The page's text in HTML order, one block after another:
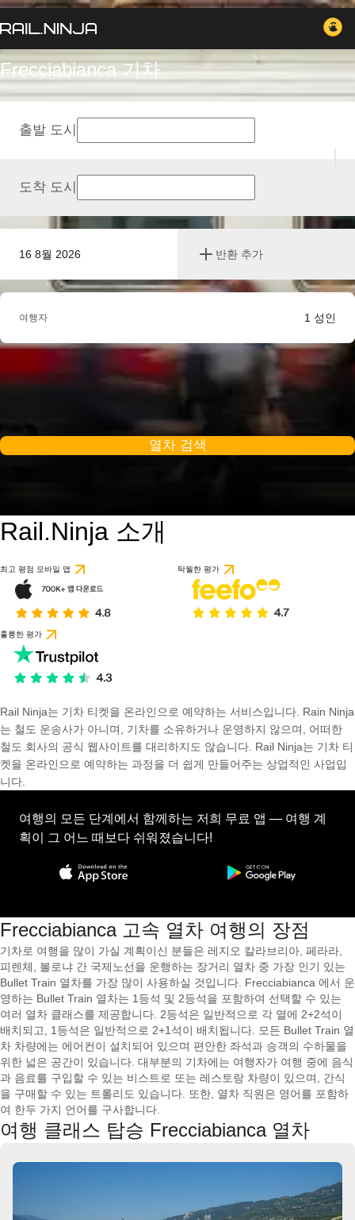
Frecciabianca 기차
16 8월 2026 반환 추가
출발 도시
도착 도시
여행자 1 성인
열차 검색
Rail.Ninja 소개
최고 평점 모바일 앱 탁월한 평가
훌륭한 평가
Rail Ninja는 기차 티켓을 온라인으로 예약하는 서비스입니다. Rain Ninja
는 철도 운송사가 아니며, 기차를 소유하거나 운영하지 않으며, 어떠한
철도 회사의 공식 웹사이트를 대리하지도 않습니다. Rail Ninja는 기차 티
켓을 온라인으로 예약하는 과정을 더 쉽게 만들어주는 상업적인 사업입
니다.
여행의 모든 단계에서 함께하는 저희 무료 앱 — 여행 계
획이 그 어느 때보다 쉬워졌습니다!
Frecciabianca 고속 열차 여행의 장점
기차로 여행을 많이 가실 계획이신 분들은 레지오 칼라브리아, 페라라,
피렌체, 볼로냐 간 국제노선을 운행하는 장거리 열차 중 가장 인기 있는
Bullet Train 열차를 가장 많이 사용하실 것입니다. Frecciabianca 에서 운
영하는 Bullet Train 열차는 1등석 및 2등석을 포함하여 선택할 수 있는
여러 열차 클래스를 제공합니다. 2등석은 일반적으로 각 열에 2+2석이
배치되고, 1등석은 일반적으로 2+1석이 배치됩니다. 모든 Bullet Train 열
차 차량에는 에어컨이 설치되어 있으며 편안한 좌석과 승객의 수하물을
위한 넓은 공간이 있습니다. 대부분의 기차에는 여행자가 여행 중에 음식
과 음료를 구입할 수 있는 비스트로 또는 레스토랑 차량이 있으며, 간식
을 구매할 수 있는 트롤리도 있습니다. 또한, 열차 직원은 영어를 포함하
여 한두 가지 언어를 구사합니다.
여행 클래스 탑승 Frecciabianca 열차